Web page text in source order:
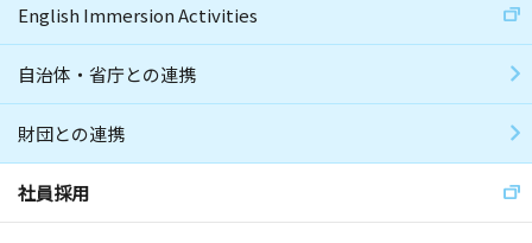
English Immersion Activities
自治体・省庁との連携
財団との連携
社員採用